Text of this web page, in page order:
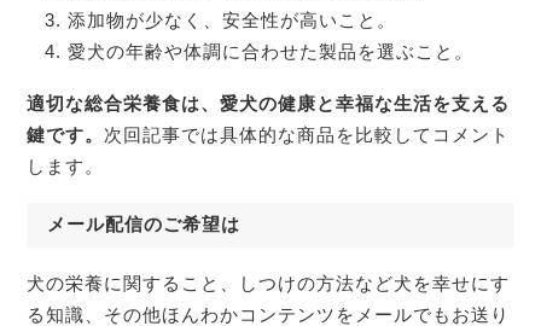
添加物が少なく、安全性が高いこと。
愛犬の年齢や体調に合わせた製品を選ぶこと。
適切な総合栄養食は、愛犬の健康と幸福な生活を支える
鍵です。 次回記事では具体的な商品を比較してコメント
します。
メール配信のご希望は
犬の栄養に関すること、しつけの方法など犬を幸せにす
る知識、その他ほんわかコンテンツをメールでもお送り